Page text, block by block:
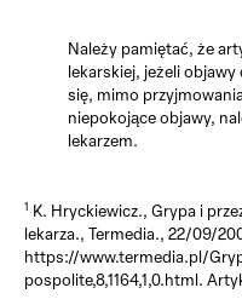
Należy pamiętać, że
lekarskiej, jeżeli
się, mimo
niepokojące objawy,
lekarzem.
1 K. Hryckiewicz., Grypa i
lekarza., Termedia., 22/09/
https://www.termedia.pl/
pospolite,8,1164,1,0.html.